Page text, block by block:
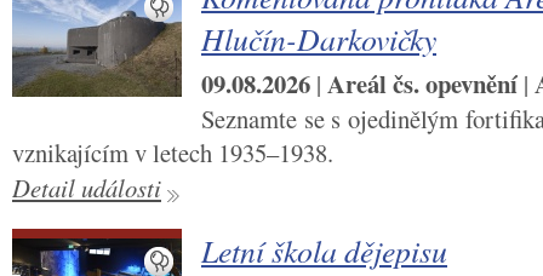
Hlučín-Darkovičky
09.08.2026 | Areál čs. opevnění |
Seznamte se s ojedinělým
vznikajícím v letech 1935–1938.
Detail události
Letní škola dějepisu